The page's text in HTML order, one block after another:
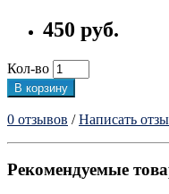
450 руб.
Кол-во
В корзину
0 отзывов /Написать
Рекомендуемые